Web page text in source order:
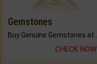
Gemstones
CHECK NOW